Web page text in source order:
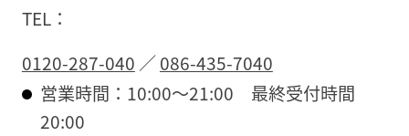
TEL：
0120-287-040 ／086-435-7040
営業時間：10:00～21:00 最終受付時間
20:00